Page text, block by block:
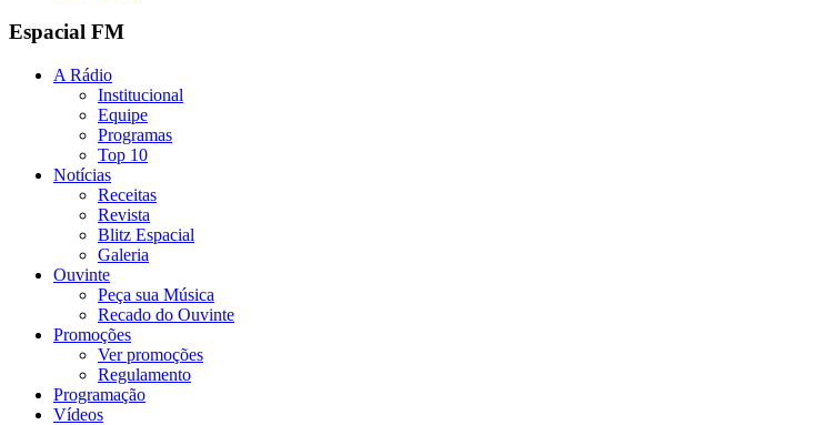
Espacial FM
A Rádio
Institucional
Equipe
Programas
Top 10
Notícias
Receitas
Revista
Blitz Espacial
Galeria
Ouvinte
Peça sua Música
Recado do Ouvinte
Promoções
Ver promoções
Regulamento
Programação
Vídeos